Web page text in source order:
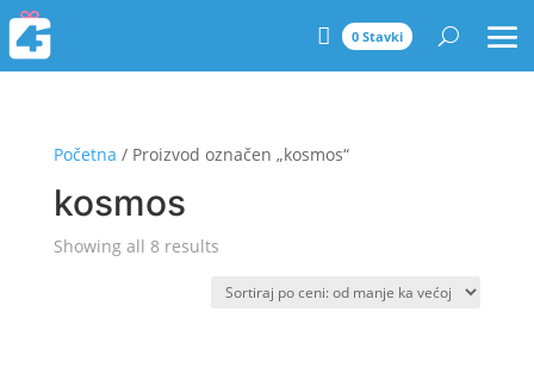
0 Stavki
Početna / Proizvod označen „kosmos“
kosmos
Showing all 8 resultsSorted
price: